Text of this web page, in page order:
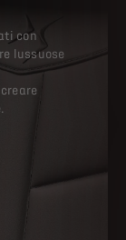
con
lussuose